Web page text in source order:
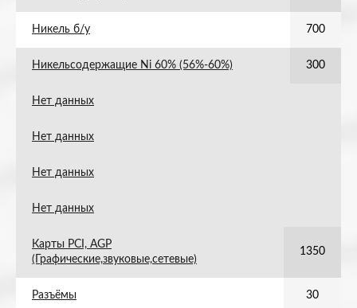
Никель б/у 700
Никельсодержащие Ni 60% (56%-60%) 300
Нет данных
Нет данных
Нет данных
Нет данных
Карты PCI, AGP
(Графические,звуковые,сетевые)
1350
Разъёмы 30